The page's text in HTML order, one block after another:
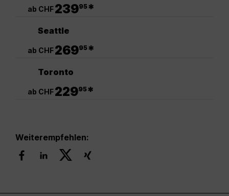
ab CHF23995*
Seattle
ab CHF26995*
Toronto
ab CHF22995*
Weiterempfehlen: